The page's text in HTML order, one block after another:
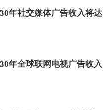
年社交媒体广告收入将达
年全球联网电视广告收入